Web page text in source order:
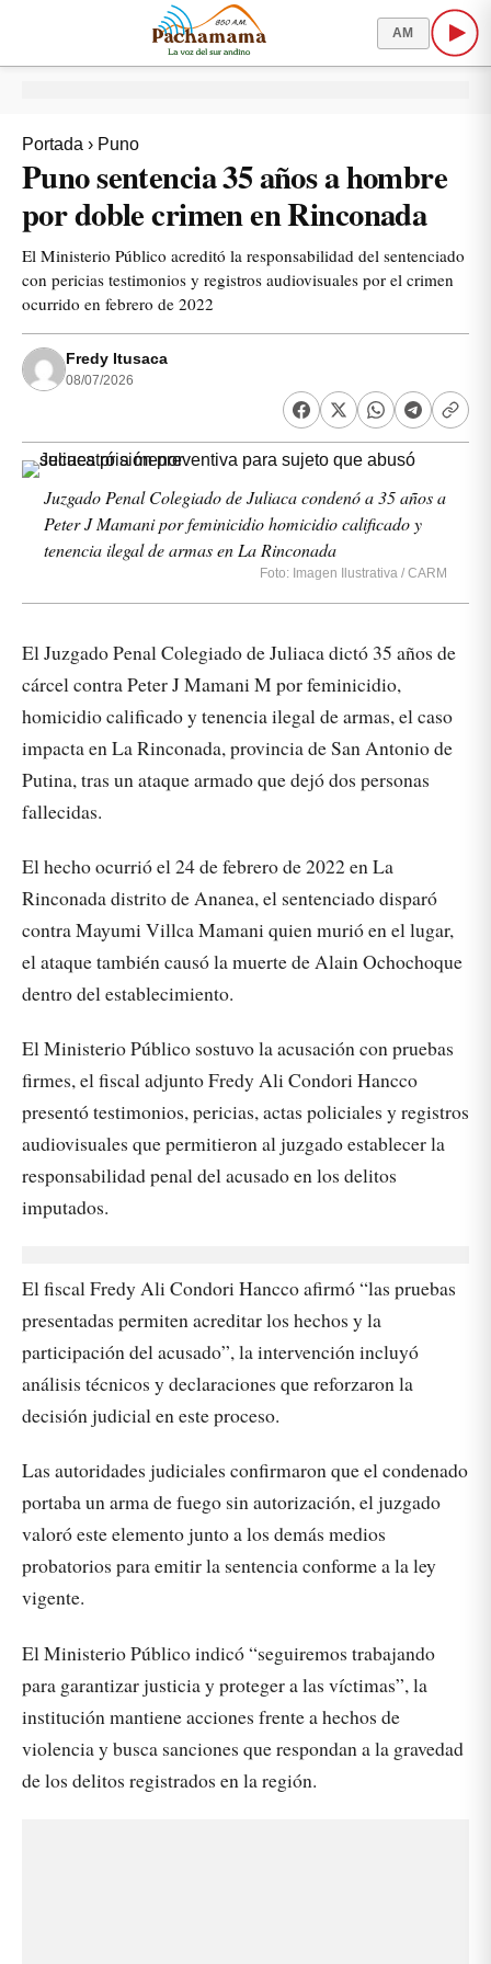
AM
Portada › Puno
Puno sentencia 35 años a hombre
por doble crimen en Rinconada
El Ministerio Público acreditó la responsabilidad del sentenciado
con pericias testimonios y registros audiovisuales por el crimen
ocurrido en febrero de 2022
Fredy Itusaca
08/07/2026
Juzgado Penal Colegiado de Juliaca condenó a 35 años a
Peter J Mamani por feminicidio homicidio calificado y
tenencia ilegal de armas en La Rinconada
Foto: Imagen Ilustrativa / CARM
El Juzgado Penal Colegiado de Juliaca dictó 35 años de
cárcel contra Peter J Mamani M por feminicidio,
homicidio calificado y tenencia ilegal de armas, el caso
impacta en La Rinconada, provincia de San Antonio de
Putina, tras un ataque armado que dejó dos personas
fallecidas.
El hecho ocurrió el 24 de febrero de 2022 en La
Rinconada distrito de Ananea, el sentenciado disparó
contra Mayumi Villca Mamani quien murió en el lugar,
el ataque también causó la muerte de Alain Ochochoque
dentro del establecimiento.
El Ministerio Público sostuvo la acusación con pruebas
firmes, el fiscal adjunto Fredy Ali Condori Hancco
presentó testimonios, pericias, actas policiales y registros
audiovisuales que permitieron al juzgado establecer la
responsabilidad penal del acusado en los delitos
imputados.
El fiscal Fredy Ali Condori Hancco afirmó “las pruebas
presentadas permiten acreditar los hechos y la
participación del acusado”, la intervención incluyó
análisis técnicos y declaraciones que reforzaron la
decisión judicial en este proceso.
Las autoridades judiciales confirmaron que el condenado
portaba un arma de fuego sin autorización, el juzgado
valoró este elemento junto a los demás medios
probatorios para emitir la sentencia conforme a la ley
vigente.
El Ministerio Público indicó “seguiremos trabajando
para garantizar justicia y proteger a las víctimas”, la
institución mantiene acciones frente a hechos de
violencia y busca sanciones que respondan a la gravedad
de los delitos registrados en la región.